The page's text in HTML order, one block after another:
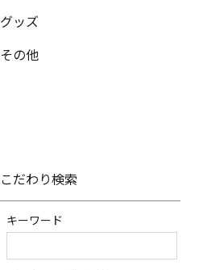
グッズ
その他
こだわり検索
キーワード